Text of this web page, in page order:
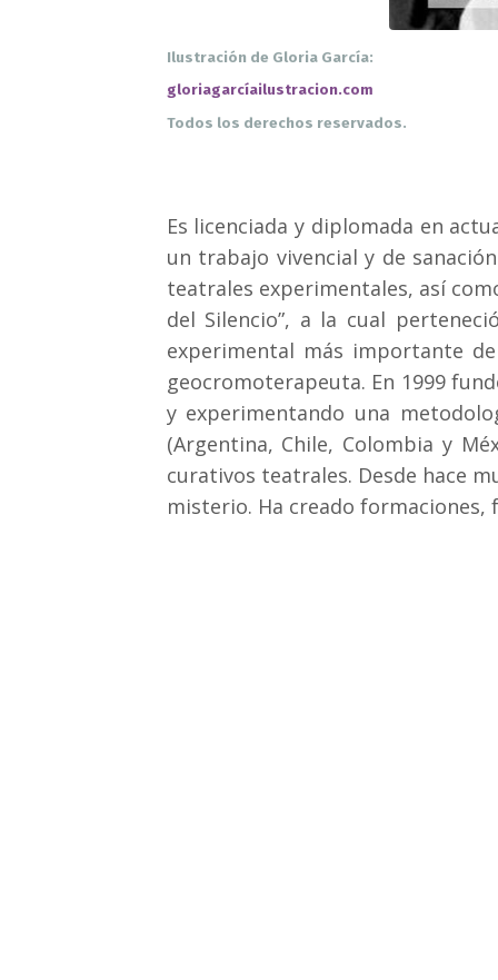
Ilustración de Gloria García:
gloriagarcíailustracion.com
Todos los derechos reservados.
Es licenciada y diplomada en
un trabajo vivencial y de
teatrales experimentales, así
del Silencio”, a la cual
experimental más importante
geocromoterapeuta. En 1999
y experimentando una
(Argentina, Chile, Colombia y
curativos teatrales. Desde hace
misterio. Ha creado formaciones,